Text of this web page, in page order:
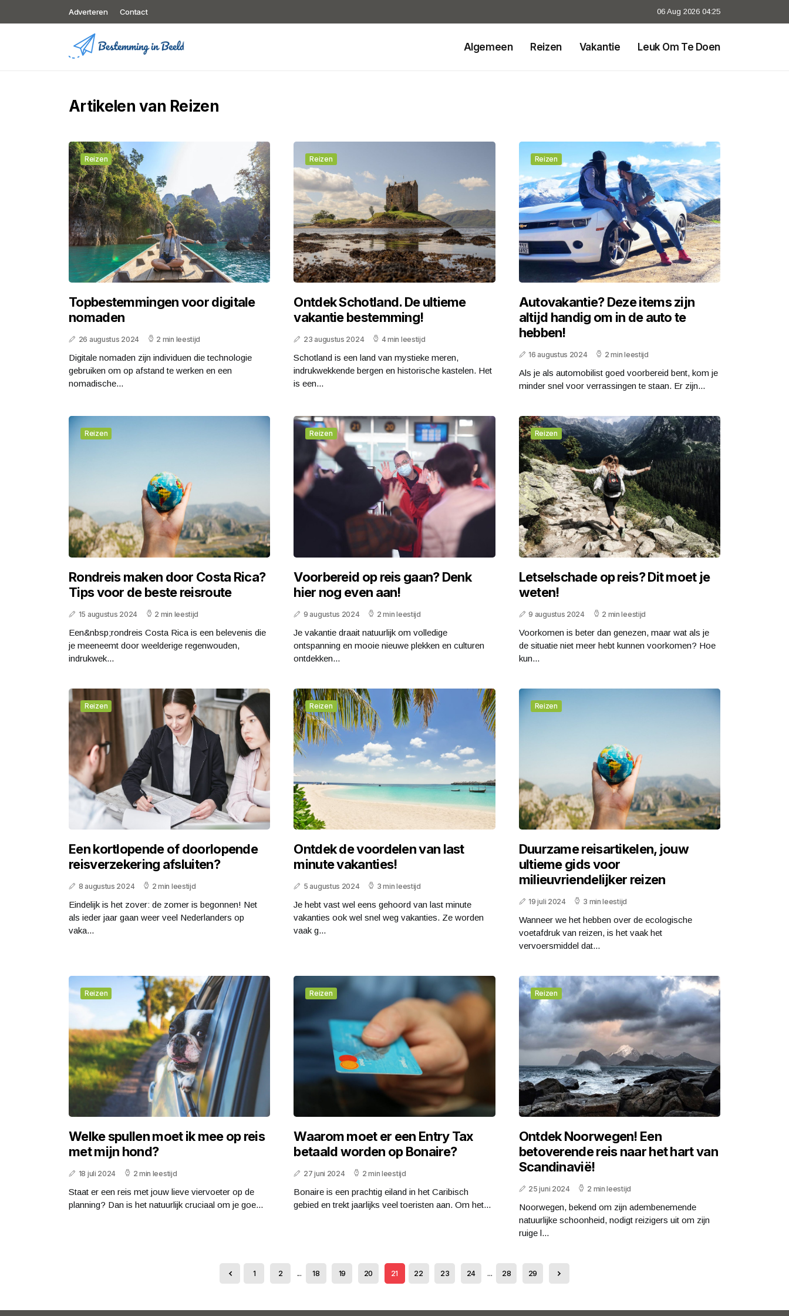
Adverteren Contact 06 Aug 2026 04:25
Algemeen Reizen Vakantie Leuk Om Te Doen
Artikelen van Reizen
Reizen
Topbestemmingen voor digitale
nomaden
26 augustus 2024 2 min leestijd
Digitale nomaden zijn individuen die technologie
gebruiken om op afstand te werken en een
nomadische...
Reizen
Ontdek Schotland. De ultieme
vakantie bestemming!
23 augustus 2024 4 min leestijd
Schotland is een land van mystieke meren,
indrukwekkende bergen en historische kastelen. Het
is een...
Reizen
Autovakantie? Deze items zijn
altijd handig om in de auto te
hebben!
16 augustus 2024 2 min leestijd
Als je als automobilist goed voorbereid bent, kom je
minder snel voor verrassingen te staan. Er zijn...
Reizen
Rondreis maken door Costa Rica?
Tips voor de beste reisroute
15 augustus 2024 2 min leestijd
Een&nbsp;rondreis Costa Rica is een belevenis die
je meeneemt door weelderige regenwouden,
indrukwek...
Reizen
Voorbereid op reis gaan? Denk
hier nog even aan!
9 augustus 2024 2 min leestijd
Je vakantie draait natuurlijk om volledige
ontspanning en mooie nieuwe plekken en culturen
ontdekken...
Reizen
Letselschade op reis? Dit moet je
weten!
9 augustus 2024 2 min leestijd
Voorkomen is beter dan genezen, maar wat als je
de situatie niet meer hebt kunnen voorkomen? Hoe
kun...
Reizen
Een kortlopende of doorlopende
reisverzekering afsluiten?
8 augustus 2024 2 min leestijd
Eindelijk is het zover: de zomer is begonnen! Net
als ieder jaar gaan weer veel Nederlanders op
vaka...
Reizen
Ontdek de voordelen van last
minute vakanties!
5 augustus 2024 3 min leestijd
Je hebt vast wel eens gehoord van last minute
vakanties ook wel snel weg vakanties. Ze worden
vaak g...
Reizen
Duurzame reisartikelen, jouw
ultieme gids voor
milieuvriendelijker reizen
19 juli 2024 3 min leestijd
Wanneer we het hebben over de ecologische
voetafdruk van reizen, is het vaak het
vervoersmiddel dat...
Reizen
Welke spullen moet ik mee op reis
met mijn hond?
18 juli 2024 2 min leestijd
Staat er een reis met jouw lieve viervoeter op de
planning? Dan is het natuurlijk cruciaal om je goe...
Reizen
Waarom moet er een Entry Tax
betaald worden op Bonaire?
27 juni 2024 2 min leestijd
Bonaire is een prachtig eiland in het Caribisch
gebied en trekt jaarlijks veel toeristen aan. Om het...
Reizen
Ontdek Noorwegen! Een
betoverende reis naar het hart van
Scandinavië!
25 juni 2024 2 min leestijd
Noorwegen, bekend om zijn adembenemende
natuurlijke schoonheid, nodigt reizigers uit om zijn
ruige l...
1 2 ... 18 19 20 21 22 23 24 ... 28 29